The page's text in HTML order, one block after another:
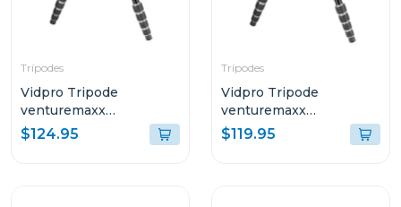
Trípodes
Vidpro Tripode
venturemaxx
professional travel at-72
$124.95
Trípodes
Vidpro Tripode
venturemaxx
professional travel at-62
$119.95